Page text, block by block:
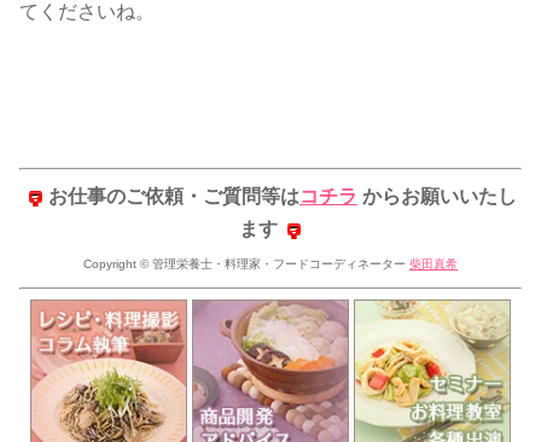
てくださいね。
お仕事のご依頼・ご質問等はコチラ からお願いいたし
ます
Copyright © 管理栄養士・料理家・フードコーディネーター 柴田真希